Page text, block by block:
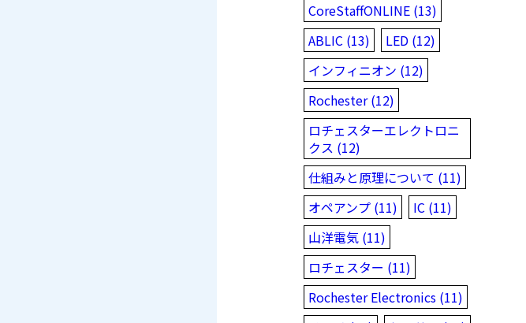
CoreStaffONLINE (13)
ABLIC (13)
LED (12)
インフィニオン (12)
Rochester (12)
ロチェスターエレクトロニ
クス (12)
仕組みと原理について (11)
オペアンプ (11)
IC (11)
山洋電気 (11)
ロチェスター (11)
Rochester Electronics (11)